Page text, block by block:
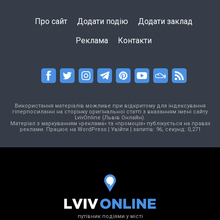
Про сайт Додати подію Додати заклад
Реклама Контакти
Використання матеріалів можливе при відкритому для індексування
гіперпосиланні на сторінку оригінальної статті з вказанням імені сайту
LvivOnline (Львів Онлайн).
Матеріал з маркуванням «реклама» та «промоція» публікується на правах
реклами. Працює на WordPress| Увійти | запитів: 96, секунд: 0,271
путівник подіями у місті